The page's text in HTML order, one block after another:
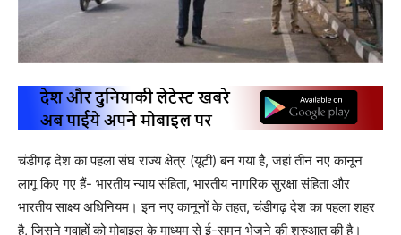
चंडीगढ़ देश का पहला संघ राज्य क्षेत्र (यूटी) बन गया है, जहां तीन नए कानून
लागू किए गए हैं- भारतीय न्याय संहिता, भारतीय नागरिक सुरक्षा संहिता और
भारतीय साक्ष्य अधिनियम। इन नए कानूनों के तहत, चंडीगढ़ देश का पहला शहर
है, जिसने गवाहों को मोबाइल के माध्यम से ई-समन भेजने की शुरुआत की है।